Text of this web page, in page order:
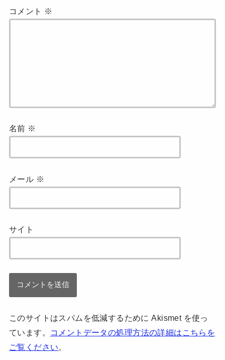
コメント ※
名前 ※
メール ※
サイト
このサイトはスパムを低減するために Akismet を使っ
ています。
コメントデータの処理方法の詳細はこちらを
ご覧ください